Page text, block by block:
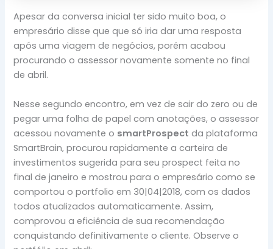
Apesar da conversa inicial ter sido muito boa, o
empresário disse que que só iria dar uma resposta
após uma viagem de negócios, porém acabou
procurando o assessor novamente somente no final
de abril.
Nesse segundo encontro, em vez de sair do zero ou de
pegar uma folha de papel com anotações, o assessor
acessou novamente o smartProspect da plataforma
SmartBrain, procurou rapidamente a carteira de
investimentos sugerida para seu prospect feita no
final de janeiro e mostrou para o empresário como se
comportou o portfolio em 30|04|2018, com os dados
todos atualizados automaticamente. Assim,
comprovou a eficiência de sua recomendação
conquistando definitivamente o cliente. Observe o